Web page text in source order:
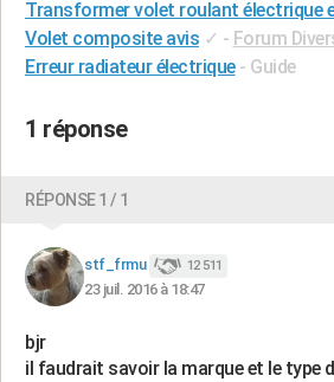
Transformer volet roulant électrique
Volet composite avis ✓ - Forum
Erreur radiateur électrique - Guide
1 réponse
RÉPONSE 1 / 1
stf_frmu 12 511
23 juil. 2016 à 18:47
bjr
il faudrait savoir la marque et le type